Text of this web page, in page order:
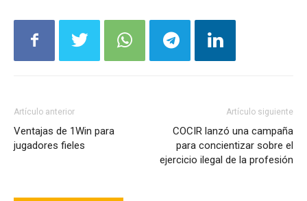
Artículo anterior
Ventajas de 1Win para
jugadores fieles
Artículo siguiente
COCIR lanzó una campaña
para concientizar sobre el
ejercicio ilegal de la profesión